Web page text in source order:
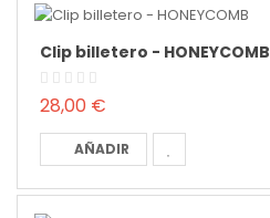
Clip billetero - HONEYCOMB
28,00 €
AÑADIR